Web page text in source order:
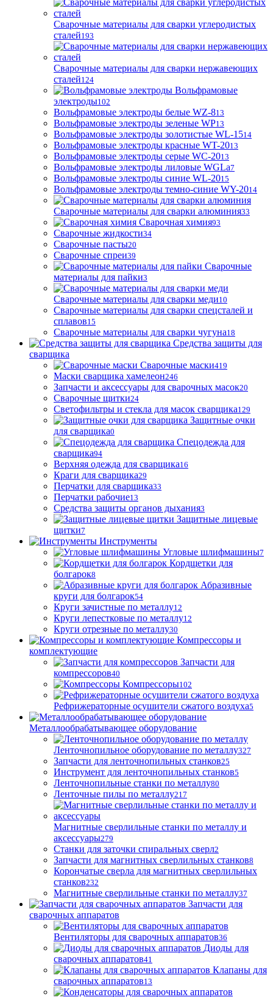
Сварочные материалы для сварки углеродистых
сталей193
Сварочные материалы для сварки нержавеющих
сталей124
Вольфрамовые
электроды102
Вольфрамовые электроды белые WZ-813
Вольфрамовые электроды зеленые WP13
Вольфрамовые электроды золотистые WL-1514
Вольфрамовые электроды красные WT-2013
Вольфрамовые электроды серые WC-2013
Вольфрамовые электроды лиловые WGLa7
Вольфрамовые электроды синие WL-2015
Вольфрамовые электроды темно-синие WY-2014
Сварочные материалы для сварки алюминия33
Сварочная химия93
Сварочные жидкости34
Сварочные пасты20
Сварочные спреи39
Сварочные
материалы для пайки3
Сварочные материалы для сварки меди10
Сварочные материалы для сварки спецсталей и
сплавов15
Сварочные материалы для сварки чугуна18
Средства защиты для
сварщика
Сварочные маски419
Маски сварщика хамелеон246
Запчасти и аксессуары для сварочных масок20
Сварочные щитки24
Светофильтры и стекла для масок сварщика129
Защитные очки
для сварщика0
Спецодежда для
сварщика94
Верхняя одежда для сварщика16
Краги для сварщика29
Перчатки для сварщика33
Перчатки рабочие13
Средства защиты органов дыхания3
Защитные лицевые
щитки7
Инструменты
Угловые шлифмашины7
Кордщетки для
болгарок8
Абразивные
круги для болгарок54
Круги зачистные по металлу12
Круги лепестковые по металлу12
Круги отрезные по металлу30
Компрессоры и
комплектующие
Запчасти для
компрессоров40
Компрессоры102
Рефрижераторные осушители сжатого воздуха5
Металлообрабатывающее оборудование
Ленточнопильное оборудование по металлу327
Запчасти для ленточнопильных станков25
Инструмент для ленточнопильных станков5
Ленточнопильные станки по металлу80
Ленточные пилы по металлу217
Магнитные сверлильные станки по металлу и
аксессуары279
Станки для заточки спиральных сверл2
Запчасти для магнитных сверлильных станков8
Корончатые сверла для магнитных сверлильных
станков232
Магнитные сверлильные станки по металлу37
Запчасти для
сварочных аппаратов
Вентиляторы для сварочных аппаратов36
Диоды для
сварочных аппаратов41
Клапаны для
сварочных аппаратов13